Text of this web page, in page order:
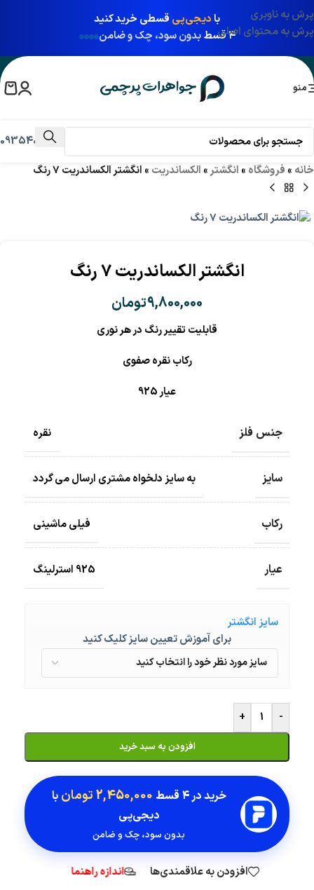
پرش به ناوبری
پرش به محتوای اصلی
بادیجی‌پی قسطی خرید کنید
۴ قسط
بدون سود، چک و ضامن
منو
09354031009
خانه » فروشگاه » انگشتر» الکساندریت » انگشتر الکساندریت 7 رنگ
انگشتر الکساندریت 7 رنگ
9,800,000تومان
قابلیت تقییر رنگ در هر نوری
رکاب نقره صفوی
عیار 925
جنس فلز نقره
سایز به سایز دلخواه مشتری ارسال می گردد
رکاب فیلی ماشینی
عیار 925 استرلینگ
سایز انگشتر
برای آموزش تعیین سایز کلیک کنید
-
+
افزودن به سبد خرید
خرید در۴ قسط 2,450,000 تومان
با
دیجی‌پی
بدون سود، چک و ضامن
افزودن به علاقمندی‌ها اندازه راهنما